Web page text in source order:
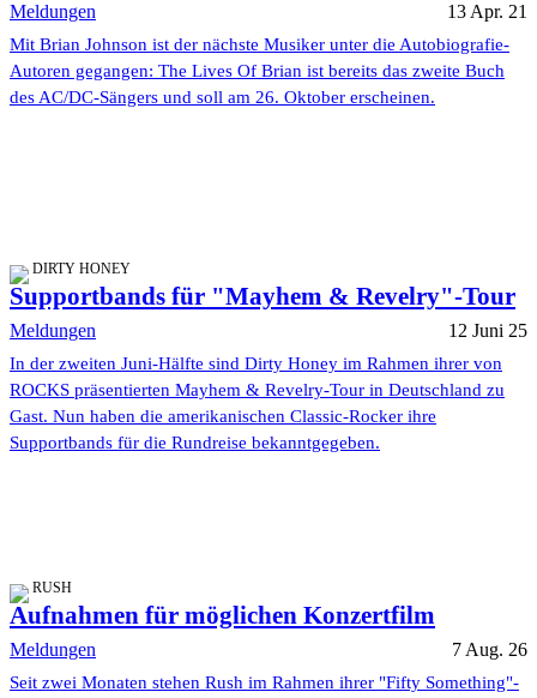
Meldungen 13 Apr. 21
Mit Brian Johnson ist der nächste Musiker unter die Autobiografie-
Autoren gegangen: The Lives Of Brian ist bereits das zweite Buch
des AC/DC-Sängers und soll am 26. Oktober erscheinen.
DIRTY HONEY
Supportbands für "Mayhem & Revelry"-Tour
Meldungen 12 Juni 25
In der zweiten Juni-Hälfte sind Dirty Honey im Rahmen ihrer von
ROCKS präsentierten Mayhem & Revelry-Tour in Deutschland zu
Gast. Nun haben die amerikanischen Classic-Rocker ihre
Supportbands für die Rundreise bekanntgegeben.
RUSH
Aufnahmen für möglichen Konzertfilm
Meldungen 7 Aug. 26
Seit zwei Monaten stehen Rush im Rahmen ihrer "Fifty Something"-